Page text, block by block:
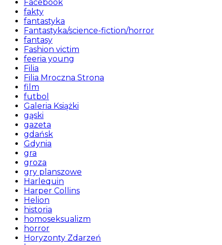
Facebook
fakty
fantastyka
Fantastyka/science-fiction/horror
fantasy
Fashion victim
feeria young
Filia
Filia Mroczna Strona
film
futbol
Galeria Książki
gąski
gazeta
gdańsk
Gdynia
gra
groza
gry planszowe
Harlequin
Harper Collins
Helion
historia
homoseksualizm
horror
Horyzonty Zdarzeń